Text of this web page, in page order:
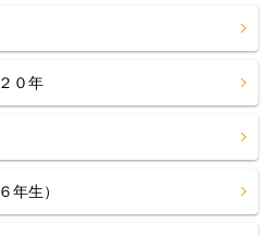
０年
年生）